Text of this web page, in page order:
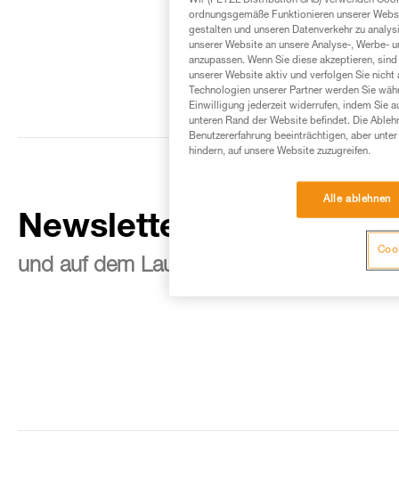
Newsletter abonnieren
und auf dem Laufenden bleiben
ordnungsgemäße Funktionieren unserer
gestalten und unseren Datenverkehr zu
unserer Website an unsere Analyse-, Werbe-
anzupassen. Wenn Sie diese akzeptieren,
unserer Website aktiv und verfolgen Sie
Technologien unserer Partner werden Sie
Einwilligung jederzeit widerrufen, indem Sie
unteren Rand der Website befindet. Die
Benutzererfahrung beeinträchtigen, aber
hindern, auf unsere Website zuzugreifen.
Alle ablehnen